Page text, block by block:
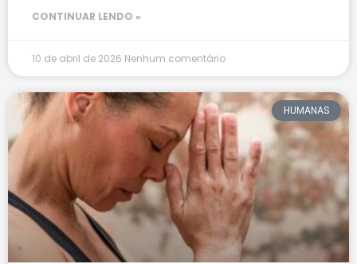
CONTINUAR LENDO »
10 de abril de 2026 Nenhum comentário
HUMANAS